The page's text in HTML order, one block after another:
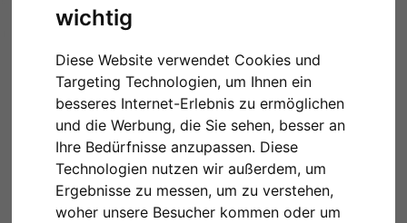
wichtig
Diese Website verwendet Cookies und
Targeting Technologien, um Ihnen ein
besseres Internet-Erlebnis zu ermöglichen
und die Werbung, die Sie sehen, besser an
Ihre Bedürfnisse anzupassen. Diese
Technologien nutzen wir außerdem, um
Ergebnisse zu messen, um zu verstehen,
woher unsere Besucher kommen oder um